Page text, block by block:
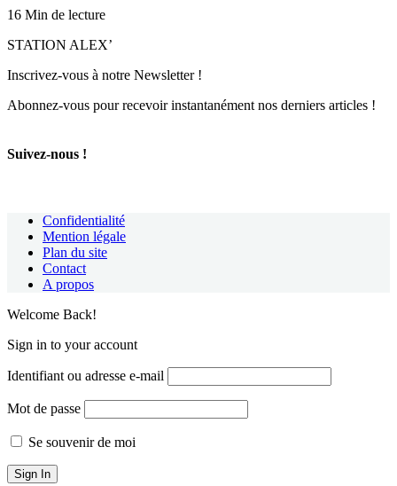
16 Min de lecture
STATION ALEX’
Inscrivez-vous à notre Newsletter !
Abonnez-vous pour recevoir instantanément nos derniers articles !
Suivez-nous !
Confidentialité
Mention légale
Plan du site
Contact
A propos
Welcome Back!
Sign in to your account
Identifiant ou adresse e-mail
Mot de passe
Se souvenir de moi